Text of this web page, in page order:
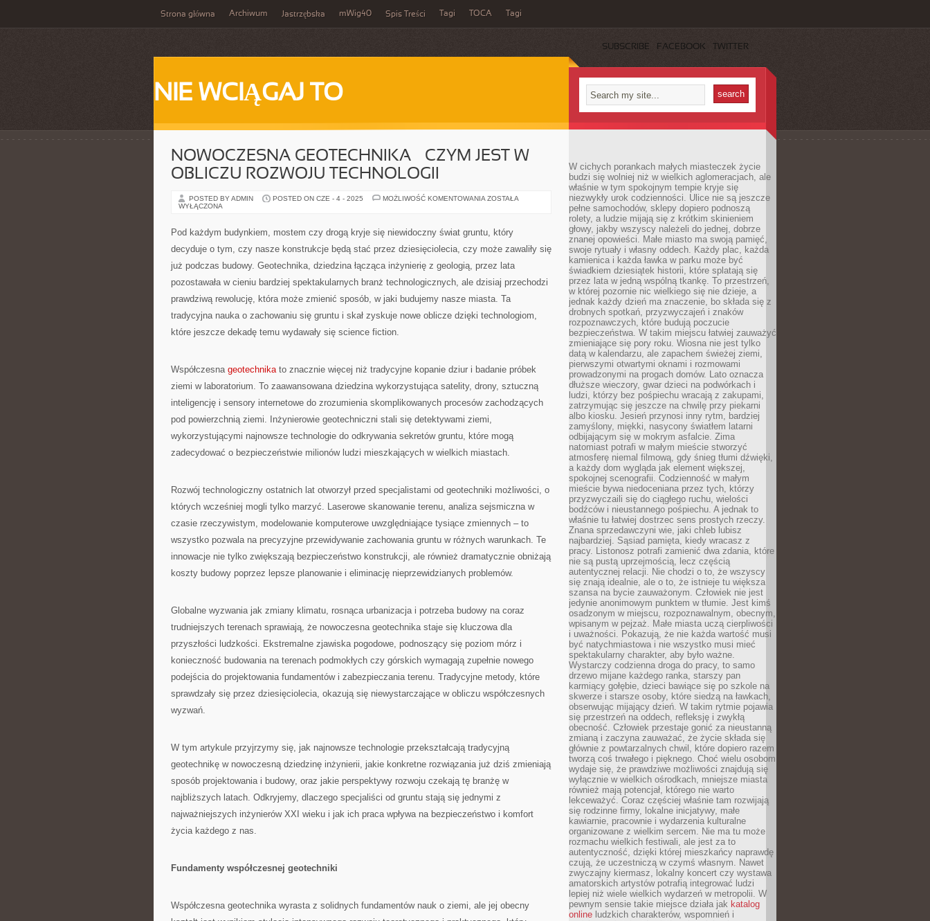
Strona główna Archiwum Jastrzębska mWig40 Spis Treści Tagi TOCA Tagi
SUBSCRIBE FACEBOOK TWITTER
NIE WCIĄGAJ TO
NOWOCZESNA GEOTECHNIKA – CZYM JEST W
OBLICZU ROZWOJU TECHNOLOGII
POSTED BY ADMIN POSTED ON CZE - 4 - 2025 MOŻLIWOŚĆ KOMENTOWANIA NOWOCZESNA
JEST
W
ROZWOJU
ZOSTAŁA
WYŁĄCZONA
Pod każdym budynkiem, mostem czy drogą kryje się niewidoczny świat gruntu, który
decyduje o tym, czy nasze konstrukcje będą stać przez dziesięciolecia, czy może zawaliły się
już podczas budowy. Geotechnika, dziedzina łącząca inżynierię z geologią, przez lata
pozostawała w cieniu bardziej spektakularnych branż technologicznych, ale dzisiaj przechodzi
prawdziwą rewolucję, która może zmienić sposób, w jaki budujemy nasze miasta. Ta
tradycyjna nauka o zachowaniu się gruntu i skał zyskuje nowe oblicze dzięki technologiom,
które jeszcze dekadę temu wydawały się science fiction.
Współczesna geotechnikato znacznie więcej niż tradycyjne kopanie dziur i badanie próbek
ziemi w laboratorium. To zaawansowana dziedzina wykorzystująca satelity, drony, sztuczną
inteligencję i sensory internetowe do zrozumienia skomplikowanych procesów zachodzących
pod powierzchnią ziemi. Inżynierowie geotechniczni stali się detektywami ziemi,
wykorzystującymi najnowsze technologie do odkrywania sekretów gruntu, które mogą
zadecydować o bezpieczeństwie milionów ludzi mieszkających w wielkich miastach.
Rozwój technologiczny ostatnich lat otworzył przed specjalistami od geotechniki możliwości, o
których wcześniej mogli tylko marzyć. Laserowe skanowanie terenu, analiza sejsmiczna w
czasie rzeczywistym, modelowanie komputerowe uwzględniające tysiące zmiennych – to
wszystko pozwala na precyzyjne przewidywanie zachowania gruntu w różnych warunkach. Te
innowacje nie tylko zwiększają bezpieczeństwo konstrukcji, ale również dramatycznie obniżają
koszty budowy poprzez lepsze planowanie i eliminację nieprzewidzianych problemów.
Globalne wyzwania jak zmiany klimatu, rosnąca urbanizacja i potrzeba budowy na coraz
trudniejszych terenach sprawiają, że nowoczesna geotechnika staje się kluczowa dla
przyszłości ludzkości. Ekstremalne zjawiska pogodowe, podnoszący się poziom mórz i
konieczność budowania na terenach podmokłych czy górskich wymagają zupełnie nowego
podejścia do projektowania fundamentów i zabezpieczania terenu. Tradycyjne metody, które
sprawdzały się przez dziesięciolecia, okazują się niewystarczające w obliczu współczesnych
wyzwań.
W tym artykule przyjrzymy się, jak najnowsze technologie przekształcają tradycyjną
geotechnikę w nowoczesną dziedzinę inżynierii, jakie konkretne rozwiązania już dziś zmieniają
sposób projektowania i budowy, oraz jakie perspektywy rozwoju czekają tę branżę w
najbliższych latach. Odkryjemy, dlaczego specjaliści od gruntu stają się jednymi z
najważniejszych inżynierów XXI wieku i jak ich praca wpływa na bezpieczeństwo i komfort
życia każdego z nas.
Fundamenty współczesnej geotechniki
Współczesna geotechnika wyrasta z solidnych fundamentów nauk o ziemi, ale jej obecny
W cichych porankach małych miasteczek życie
budzi się wolniej niż w wielkich aglomeracjach, ale
właśnie w tym spokojnym tempie kryje się
niezwykły urok codzienności. Ulice nie są jeszcze
pełne samochodów, sklepy dopiero podnoszą
rolety, a ludzie mijają się z krótkim skinieniem
głowy, jakby wszyscy należeli do jednej, dobrze
znanej opowieści. Małe miasto ma swoją pamięć,
swoje rytuały i własny oddech. Każdy plac, każda
kamienica i każda ławka w parku może być
świadkiem dziesiątek historii, które splatają się
przez lata w jedną wspólną tkankę. To przestrzeń,
w której pozornie nic wielkiego się nie dzieje, a
jednak każdy dzień ma znaczenie, bo składa się z
drobnych spotkań, przyzwyczajeń i znaków
rozpoznawczych, które budują poczucie
bezpieczeństwa. W takim miejscu łatwiej zauważyć
zmieniające się pory roku. Wiosna nie jest tylko
datą w kalendarzu, ale zapachem świeżej ziemi,
pierwszymi otwartymi oknami i rozmowami
prowadzonymi na progach domów. Lato oznacza
dłuższe wieczory, gwar dzieci na podwórkach i
ludzi, którzy bez pośpiechu wracają z zakupami,
zatrzymując się jeszcze na chwilę przy piekarni
albo kiosku. Jesień przynosi inny rytm, bardziej
zamyślony, miękki, nasycony światłem latarni
odbijającym się w mokrym asfalcie. Zima
natomiast potrafi w małym mieście stworzyć
atmosferę niemal filmową, gdy śnieg tłumi dźwięki,
a każdy dom wygląda jak element większej,
spokojnej scenografii. Codzienność w małym
mieście bywa niedoceniana przez tych, którzy
przyzwyczaili się do ciągłego ruchu, wielości
bodźców i nieustannego pośpiechu. A jednak to
właśnie tu łatwiej dostrzec sens prostych rzeczy.
Znana sprzedawczyni wie, jaki chleb lubisz
najbardziej. Sąsiad pamięta, kiedy wracasz z
pracy. Listonosz potrafi zamienić dwa zdania, które
nie są pustą uprzejmością, lecz częścią
autentycznej relacji. Nie chodzi o to, że wszyscy
się znają idealnie, ale o to, że istnieje tu większa
szansa na bycie zauważonym. Człowiek nie jest
jedynie anonimowym punktem w tłumie. Jest kimś
osadzonym w miejscu, rozpoznawalnym, obecnym,
wpisanym w pejzaż. Małe miasta uczą cierpliwości
i uważności. Pokazują, że nie każda wartość musi
być natychmiastowa i nie wszystko musi mieć
spektakularny charakter, aby było ważne.
Wystarczy codzienna droga do pracy, to samo
drzewo mijane każdego ranka, starszy pan
karmiący gołębie, dzieci bawiące się po szkole na
skwerze i starsze osoby, które siedzą na ławkach,
obserwując mijający dzień. W takim rytmie pojawia
się przestrzeń na oddech, refleksję i zwykłą
obecność. Człowiek przestaje gonić za nieustanną
zmianą i zaczyna zauważać, że życie składa się
głównie z powtarzalnych chwil, które dopiero razem
tworzą coś trwałego i pięknego. Choć wielu osobom
wydaje się, że prawdziwe możliwości znajdują się
wyłącznie w wielkich ośrodkach, mniejsze miasta
również mają potencjał, którego nie warto
lekceważyć. Coraz częściej właśnie tam rozwijają
się rodzinne firmy, lokalne inicjatywy, małe
kawiarnie, pracownie i wydarzenia kulturalne
organizowane z wielkim sercem. Nie ma tu może
rozmachu wielkich festiwali, ale jest za to
autentyczność, dzięki której mieszkańcy naprawdę
czują, że uczestniczą w czymś własnym. Nawet
zwyczajny kiermasz, lokalny koncert czy wystawa
amatorskich artystów potrafią integrować ludzi
lepiej niż wiele wielkich wydarzeń w metropolii. W
pewnym sensie takie miejsce działa jak katalog
online ludzkich charakterów, wspomnień i